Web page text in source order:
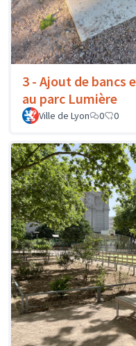
3 - Ajout de bancs
au parc Lumière
Ville de Lyon 0 0